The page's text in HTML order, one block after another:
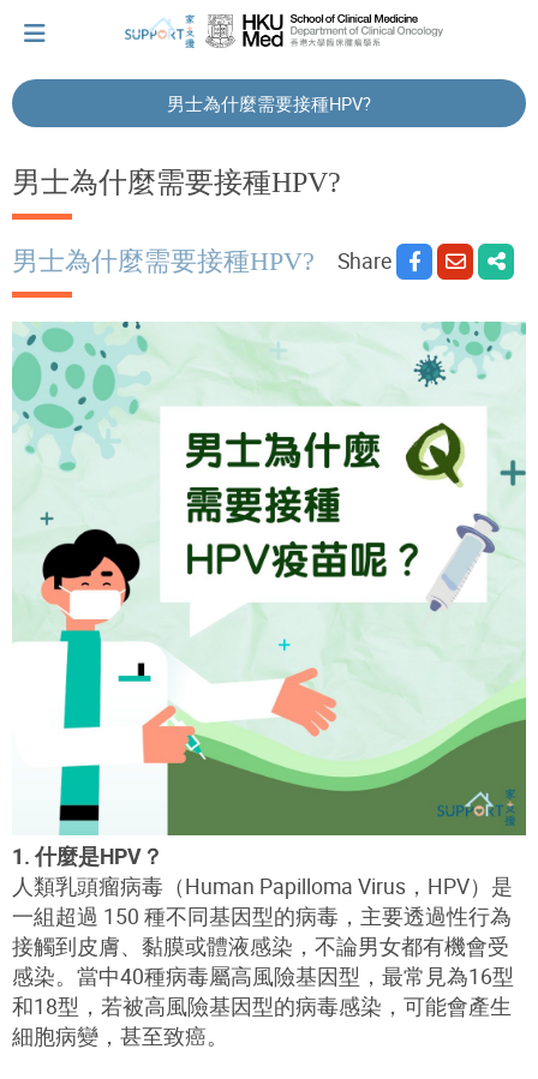
Let's walk together
Cherish every moment; love every day.
Let's take a break!
Tips and Resources
男士為什麼需要接種HPV?
男士為什麼需要接種HPV?
Share
男士為什麼需要接種HPV?
1. 什麼是HPV？
人類乳頭瘤病毒（Human Papilloma Virus，HPV）是
一組超過 150 種不同基因型的病毒，主要透過性行為
接觸到皮膚、黏膜或體液感染，不論男女都有機會受
感染。當中40種病毒屬高風險基因型，最常見為16型
和18型，若被高風險基因型的病毒感染，可能會產生
細胞病變，甚至致癌。